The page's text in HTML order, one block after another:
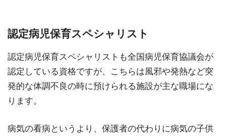
認定病児保育スペシャリスト
認定病児保育スペシャリストも全国病児保育協議会が
認定している資格ですが、こちらは風邪や発熱など突
発的な体調不良の時に預けられる施設が主な職場にな
ります。
病気の看病というより、保護者の代わりに病気の子供